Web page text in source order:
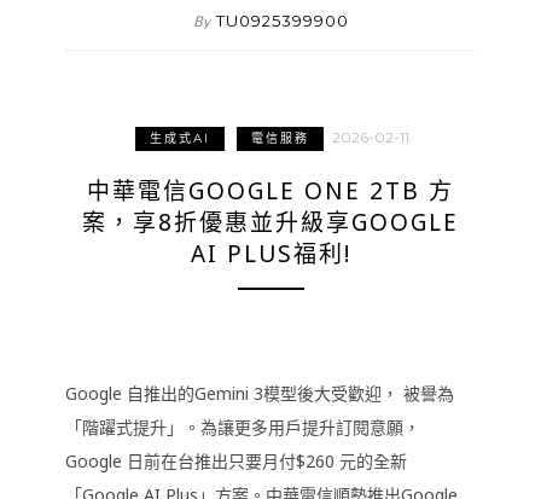
By TU0925399900
生成式AI 電信服務 2026-02-11
中華電信GOOGLE ONE 2TB 方
案，享8折優惠並升級享GOOGLE
AI PLUS福利!
Google 自推出的Gemini 3模型後大受歡迎， 被譽為
「階躍式提升」。為讓更多用戶提升訂閱意願，
Google 日前在台推出只要月付$260 元的全新